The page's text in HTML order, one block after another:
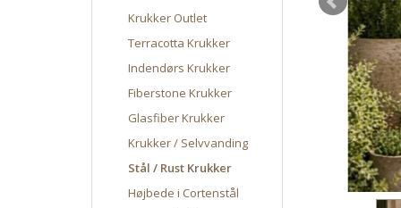
Krukker Outlet
Terracotta Krukker
Indendørs Krukker
Fiberstone Krukker
Glasfiber Krukker
Krukker / Selvvanding
Stål / Rust Krukker
Højbede i Cortenstål